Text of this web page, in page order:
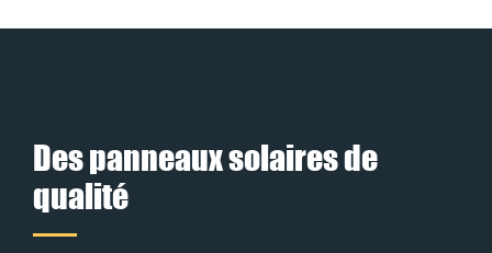
Des panneaux solaires de
qualité